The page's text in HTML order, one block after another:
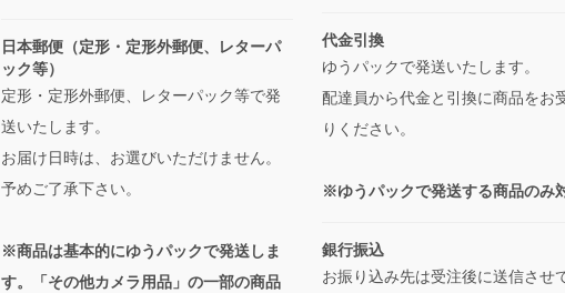
日本郵便（定形・定形外郵便、レターパ
ック等）
定形・定形外郵便、レターパック等で発
送いたします。
お届け日時は、お選びいただけません。
予めご了承下さい。
※商品は基本的にゆうパックで発送しま
す。「その他カメラ用品」の一部の商品
代金引換
ゆうパックで発送いたします。
配達員から代金と引換に商品をお
りください。
※ゆうパックで発送する商品のみ
銀行振込
お振り込み先は受注後に送信させ